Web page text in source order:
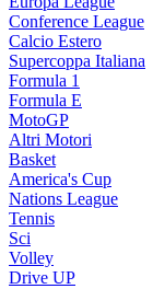
Conference League
Calcio Estero
Supercoppa Italiana
Formula 1
Formula E
MotoGP
Altri Motori
Basket
America's Cup
Nations League
Tennis
Sci
Volley
Drive UP